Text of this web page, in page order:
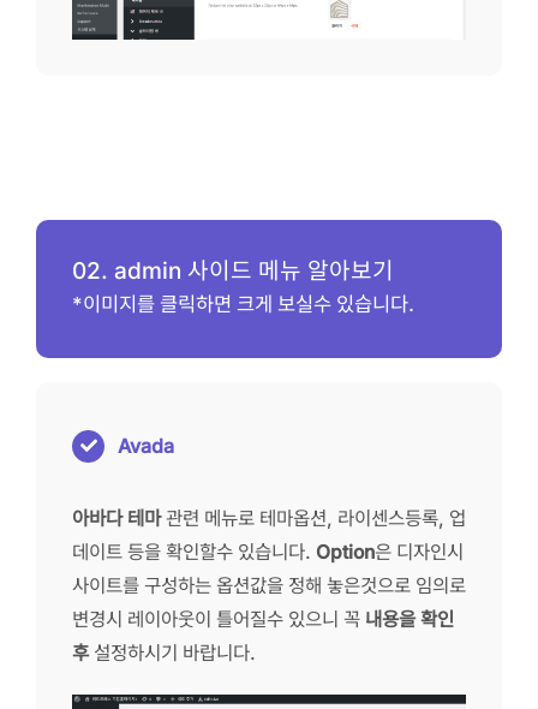
02. admin 사이드 메뉴 알아보기
*이미지를 클릭하면 크게 보실수 있습니다.
Avada
아바다 테마관련 메뉴로 테마옵션, 라이센스등록, 업
데이트 등을 확인할수 있습니다. Option은 디자인시
사이트를 구성하는 옵션값을 정해 놓은것으로 임의로
변경시 레이아웃이 틀어질수 있으니 꼭 내용을 확인
후설정하시기 바랍니다.